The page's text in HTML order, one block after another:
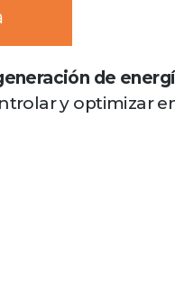
de
y optimizar